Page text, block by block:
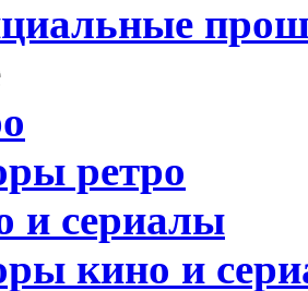
ретро
и сериалы
кино и